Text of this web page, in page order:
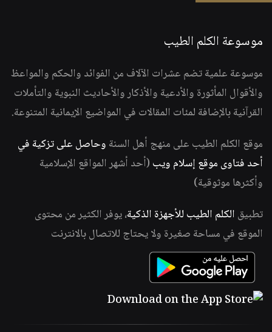
موسوعة الكلم الطيب
موسوعة علمية تضم عشرات الآلاف من الفوائد والحكم والمواعظ
والأقوال المأثورة والأدعية والأذكار والأحاديث النبوية والتأملات
القرآنية بالإضافة لمئات المقالات في المواضيع الإيمانية المتنوعة.
موقع الكلم الطيب على منهج أهل السنة وحاصل على تزكية في
أحد فتاوى موقع إسلام ويب (أحد أشهر المواقع الإسلامية
وأكثرها موثوقية)
تطبيق الكلم الطيب للأجهزة الذكية، يوفر الكثير من محتوى
الموقع في مساحة صغيرة ولا يحتاج للاتصال بالانترنت